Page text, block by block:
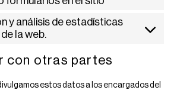
y análisis de estadísticas
la web.
con otras partes
estos datos a los encargados del